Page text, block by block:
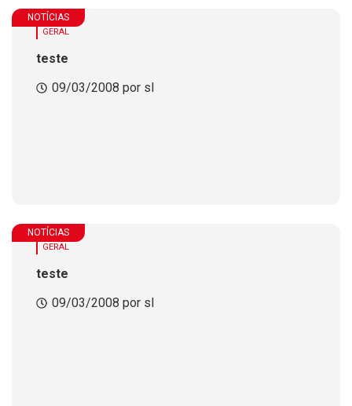
NOTÍCIAS
GERAL
teste
09/03/2008 por sl
NOTÍCIAS
GERAL
teste
09/03/2008 por sl